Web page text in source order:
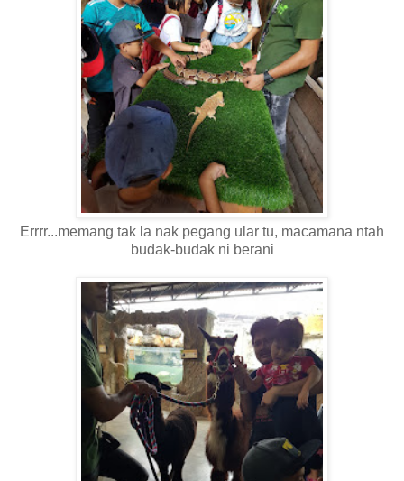
Errrr...memang tak la nak pegang ular tu, macamana ntah
budak-budak ni berani